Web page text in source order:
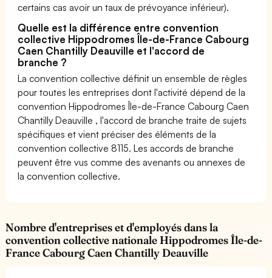
certains cas avoir un taux de prévoyance inférieur).
Quelle est la différence entre convention
collective Hippodromes Île-de-France Cabourg
Caen Chantilly Deauville et l'accord de
branche ?
La convention collective définit un ensemble de règles
pour toutes les entreprises dont l'activité dépend de la
convention Hippodromes Île-de-France Cabourg Caen
Chantilly Deauville , l'accord de branche traite de sujets
spécifiques et vient préciser des éléments de la
convention collective 8115. Les accords de branche
peuvent être vus comme des avenants ou annexes de
la convention collective.
Nombre d'entreprises et d'employés dans la
convention collective nationale Hippodromes Île-de-
France Cabourg Caen Chantilly Deauville